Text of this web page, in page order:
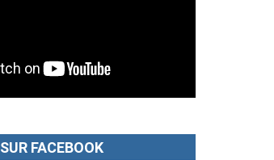
FACEBOOK